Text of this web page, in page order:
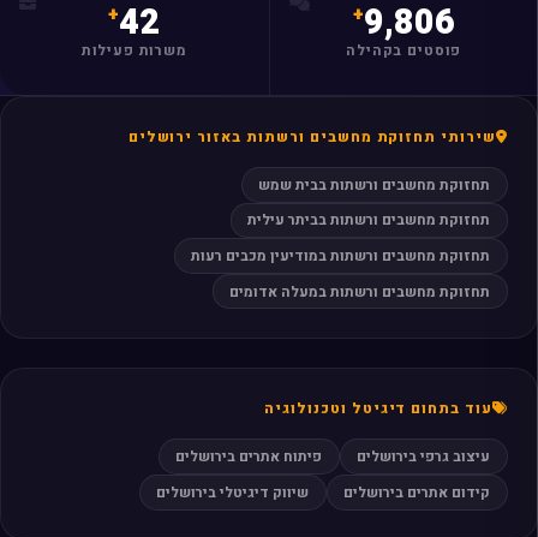
9,806
פוסטים בקהילה
42
משרות פעילות
שירותי תחזוקת מחשבים ורשתות באזור ירושלים
תחזוקת מחשבים ורשתות בבית שמש
תחזוקת מחשבים ורשתות בביתר עילית
תחזוקת מחשבים ורשתות במודיעין מכבים רעות
תחזוקת מחשבים ורשתות במעלה אדומים
עוד בתחום דיגיטל וטכנולוגיה
עיצוב גרפי בירושלים
פיתוח אתרים בירושלים
קידום אתרים בירושלים
שיווק דיגיטלי בירושלים